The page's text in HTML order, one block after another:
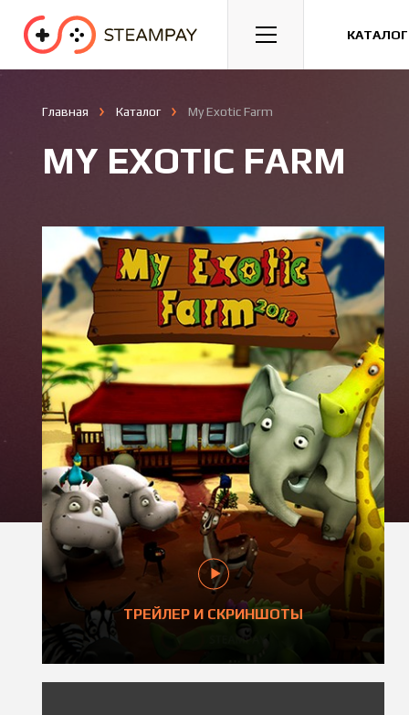
Спорт Гонки Казуальные
Главная Каталог My Exotic Farm
MY EXOTIC FARM
ТРЕЙЛЕР И СКРИНШОТЫ